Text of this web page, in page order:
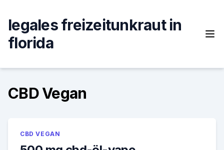
content
legales freizeitunkraut in
florida
CBD Vegan
CBD VEGAN